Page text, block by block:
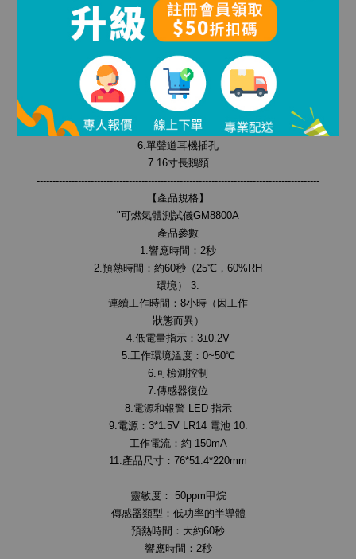
可燃氣體探測器具有以下特點：
1.靈敏度高
2.快速查找洩漏源
3.通過報警燈泡指示洩漏
4.高精度傳感器能夠檢測輕微的氣體洩漏
5.快速反應
6.單聲道耳機插孔
7.16寸長鵝頸
-----------------------------------------------------------------------------------------
【產品規格】
"可燃氣體測試儀GM8800A
產品參數
1.響應時間：2秒
2.預熱時間：約60秒（25℃，60%RH
環境） 3.
連續工作時間：8小時（因工作
狀態而異）
4.低電量指示：3±0.2V
5.工作環境溫度：0~50℃
6.可檢測控制
7.傳感器復位
8.電源和報警 LED 指示
9.電源：3*1.5V LR14 電池 10.
工作電流：約 150mA
11.產品尺寸：76*51.4*220mm
靈敏度： 50ppm甲烷
傳感器類型：低功率的半導體
預熱時間：大約60秒
響應時間：2秒